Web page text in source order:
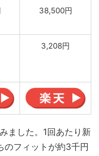
38,500円
3,208円
ました。1回あたり新
のフィットが約3千円